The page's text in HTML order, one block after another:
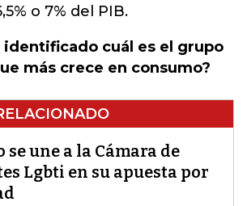
o 7% del PIB.
identificado cuál es el grupo
más crece en consumo?
se une a la Cámara de
Lgbti en su apuesta por